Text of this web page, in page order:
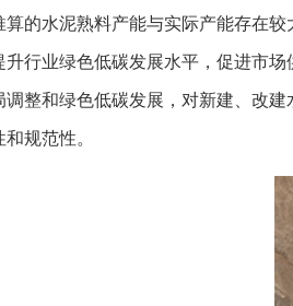
算的水泥熟料产能与实际产能存在
升行业绿色低碳发展水平，促进市
调整和绿色低碳发展，对新建、改
规范性。